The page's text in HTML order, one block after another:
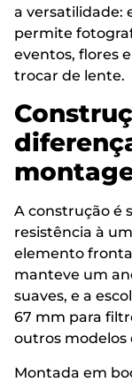
a versatilidade:
permite
eventos, flores
trocar de lente.
A construção é
resistência à
elemento
manteve um
suaves, e a
67 mm para
outros modelos
Montada em